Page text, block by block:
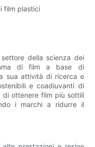
film plastici
della scienza dei
di film a base di
sua attività di ricerca e
e coadiuvanti di
di ottenere film più sottili
i marchi a ridurre il